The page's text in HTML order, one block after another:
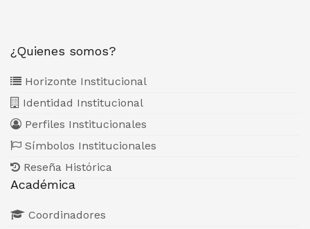
¿Quienes somos?
Horizonte Institucional
Identidad Institucional
Perfiles Institucionales
Símbolos Institucionales
Reseña Histórica
Académica
Coordinadores